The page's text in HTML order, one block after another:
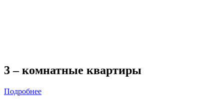
3 – комнатные квартиры
Подробнее